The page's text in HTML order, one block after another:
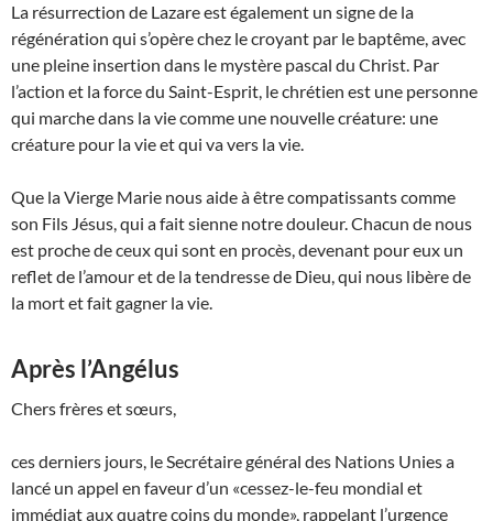
La résurrection de Lazare est également un signe de la
régénération qui s’opère chez le croyant par le baptême, avec
une pleine insertion dans le mystère pascal du Christ. Par
l’action et la force du Saint-Esprit, le chrétien est une personne
qui marche dans la vie comme une nouvelle créature: une
créature pour la vie et qui va vers la vie.
Que la Vierge Marie nous aide à être compatissants comme
son Fils Jésus, qui a fait sienne notre douleur. Chacun de nous
est proche de ceux qui sont en procès, devenant pour eux un
reflet de l’amour et de la tendresse de Dieu, qui nous libère de
la mort et fait gagner la vie.
Après l’Angélus
Chers frères et sœurs,
ces derniers jours, le Secrétaire général des Nations Unies a
lancé un appel en faveur d’un «cessez-le-feu mondial et
immédiat aux quatre coins du monde», rappelant l’urgence